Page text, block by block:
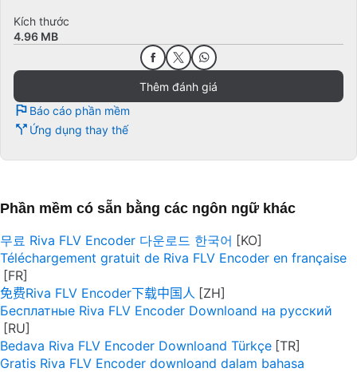
Kích thước
4.96 MB
Thêm đánh giá
Báo cáo phần mềm
Ứng dụng thay thế
Phần mềm có sẵn bằng các ngôn ngữ khác
무료 Riva FLV Encoder 다운로드 한국어
Téléchargement gratuit de Riva FLV Encoder en française
免费Riva FLV Encoder下载中国人
Бесплатные Riva FLV Encoder Downloand на русский
Bedava Riva FLV Encoder Downloand Türkçe
Gratis Riva FLV Encoder downloand dalam bahasa